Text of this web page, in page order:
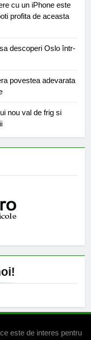
cu un iPhone este
profita de aceasta
descoperi Oslo într-
povestea adevarata
nou val de frig si
este de interes pentru